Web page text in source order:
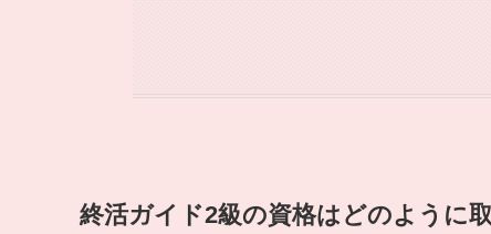
終活ガイド2級の資格はどのように